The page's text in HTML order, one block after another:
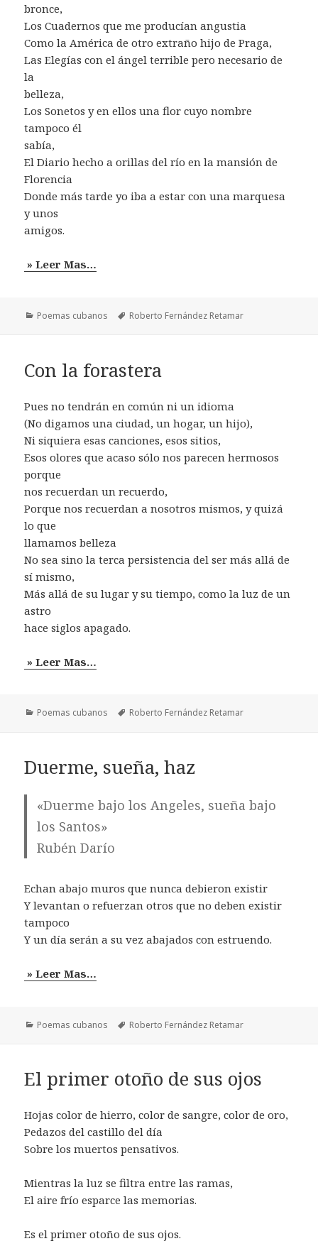
bronce,
Los Cuadernos que me producían angustia
Como la América de otro extraño hijo de Praga,
Las Elegías con el ángel terrible pero necesario de
la
belleza,
Los Sonetos y en ellos una flor cuyo nombre
tampoco él
sabía,
El Diario hecho a orillas del río en la mansión de
Florencia
Donde más tarde yo iba a estar con una marquesa
y unos
amigos.
» Leer Mas…
Categorías
Poemas cubanos Etiquetas
Roberto Fernández Retamar
Con la forastera
Pues no tendrán en común ni un idioma
(No digamos una ciudad, un hogar, un hijo),
Ni siquiera esas canciones, esos sitios,
Esos olores que acaso sólo nos parecen hermosos
porque
nos recuerdan un recuerdo,
Porque nos recuerdan a nosotros mismos, y quizá
lo que
llamamos belleza
No sea sino la terca persistencia del ser más allá de
sí mismo,
Más allá de su lugar y su tiempo, como la luz de un
astro
hace siglos apagado.
» Leer Mas…
Categorías
Poemas cubanos Etiquetas
Roberto Fernández Retamar
Duerme, sueña, haz
«Duerme bajo los Angeles, sueña bajo
los Santos»
Rubén Darío
Echan abajo muros que nunca debieron existir
Y levantan o refuerzan otros que no deben existir
tampoco
Y un día serán a su vez abajados con estruendo.
» Leer Mas…
Categorías
Poemas cubanos Etiquetas
Roberto Fernández Retamar
El primer otoño de sus ojos
Hojas color de hierro, color de sangre, color de oro,
Pedazos del castillo del día
Sobre los muertos pensativos.
Mientras la luz se filtra entre las ramas,
El aire frío esparce las memorias.
Es el primer otoño de sus ojos.